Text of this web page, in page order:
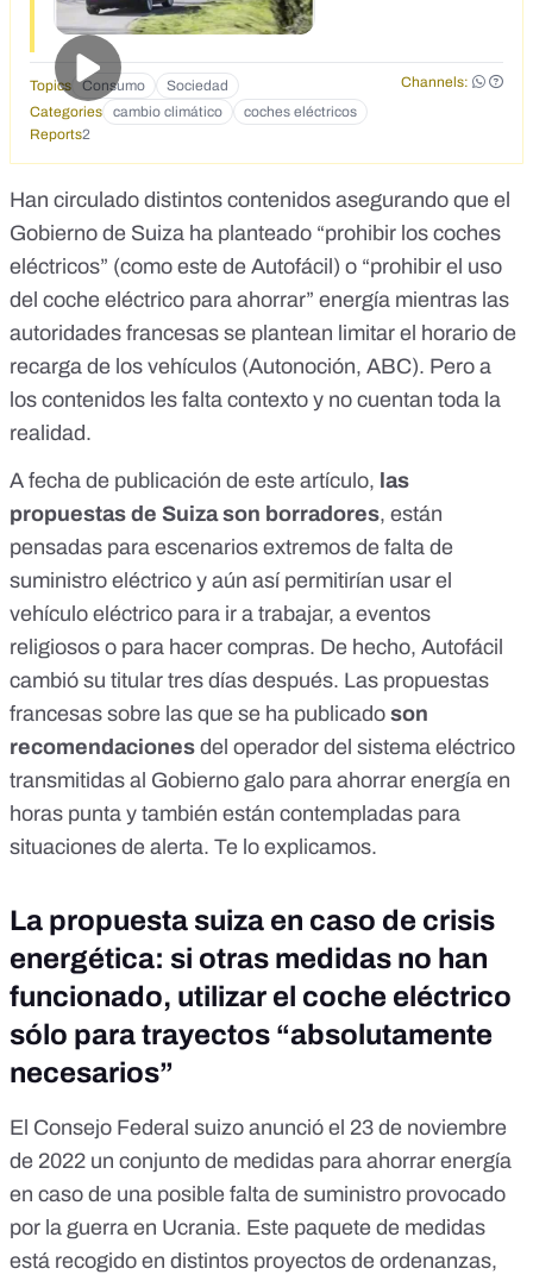
Topics Consumo Sociedad
Channels:
Categories
cambio climático
coches eléctricos
Reports2
Han circulado distintos contenidos asegurando que el
Gobierno de Suiza ha planteado “prohibir los coches
eléctricos” (como este de Autofácil ) o “prohibir el uso
del coche eléctrico para ahorrar” energía mientras las
autoridades francesas se plantean limitar el horario de
recarga de los vehículos (Autonoción, ABC). Pero a
los contenidos les falta contexto y no cuentan toda la
realidad.
A fecha de publicación de este artículo, las
propuestas de Suiza son borradores, están
pensadas para escenarios extremos de falta de
suministro eléctrico y aún así permitirían usar el
vehículo eléctrico para ir a trabajar, a eventos
religiosos o para hacer compras. De hecho, Autofácil
cambió su titular tres días después. Las propuestas
francesas sobre las que se ha publicado son
recomendaciones del operador del sistema eléctrico
transmitidas al Gobierno galo para ahorrar energía en
horas punta y también están contempladas para
situaciones de alerta. Te lo explicamos.
La propuesta suiza en caso de crisis
energética: si otras medidas no han
funcionado, utilizar el coche eléctrico
sólo para trayectos “absolutamente
necesarios”
El Consejo Federal suizo anunció el 23 de noviembre
de 2022 un conjunto de medidas para ahorrar energía
en caso de una posible falta de suministro provocado
por la guerra en Ucrania. Este paquete de medidas
está recogido en distintos proyectos de ordenanzas,